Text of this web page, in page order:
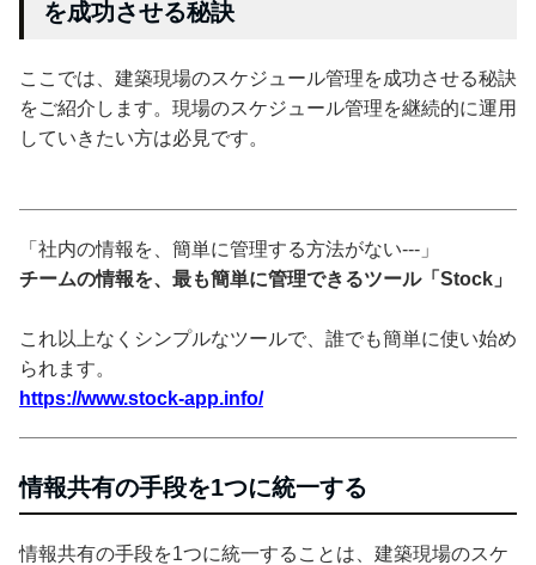
を成功させる秘訣
ここでは、建築現場のスケジュール管理を成功させる秘訣
をご紹介します。現場のスケジュール管理を継続的に運用
していきたい方は必見です。
「社内の情報を、簡単に管理する方法がない---」
チームの情報を、最も簡単に管理できるツール「Stock」
これ以上なくシンプルなツールで、誰でも簡単に使い始め
られます。
https://www.stock-app.info/
情報共有の手段を1つに統一する
情報共有の手段を1つに統一することは、建築現場のスケ